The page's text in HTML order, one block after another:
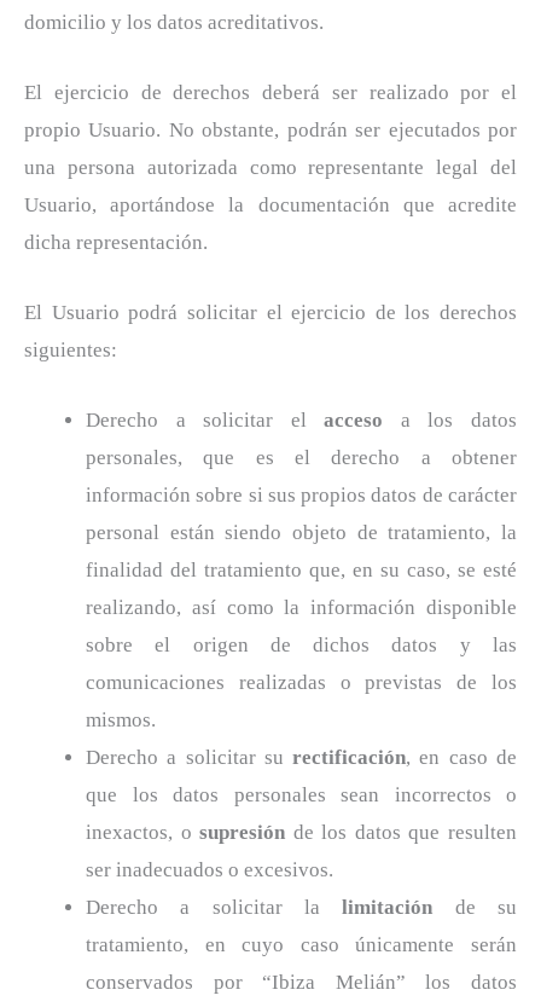
domicilio y los datos acreditativos.
El ejercicio de derechos deberá ser realizado por el
propio Usuario. No obstante, podrán ser ejecutados por
una persona autorizada como representante legal del
Usuario, aportándose la documentación que acredite
dicha representación.
El Usuario podrá solicitar el ejercicio de los derechos
siguientes:
Derecho a solicitar elacceso a los datos
personales, que es el derecho a obtener
información sobre si sus propios datos de carácter
personal están siendo objeto de tratamiento, la
finalidad del tratamiento que, en su caso, se esté
realizando, así como la información disponible
sobre el origen de dichos datos y las
comunicaciones realizadas o previstas de los
mismos.
Derecho a solicitar surectificación, en caso de
que los datos personales sean incorrectos o
inexactos, osupresión de los datos que resulten
ser inadecuados o excesivos.
Derecho a solicitar lalimitación de su
tratamiento, en cuyo caso únicamente serán
conservados por “Ibiza Melián” los datos